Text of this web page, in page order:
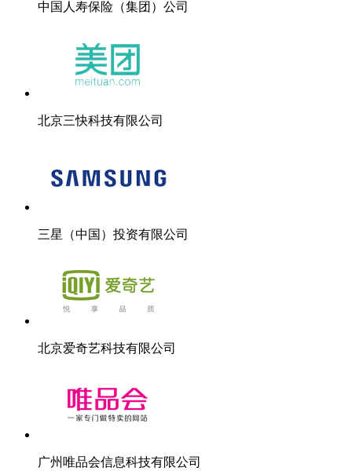
中国人寿保险（集团）公司
北京三快科技有限公司
三星（中国）投资有限公司
北京爱奇艺科技有限公司
广州唯品会信息科技有限公司